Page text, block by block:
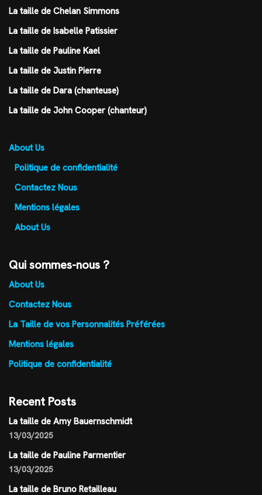
La taille de Chelan Simmons
La taille de Isabelle Patissier
La taille de Pauline Kael
La taille de Justin Pierre
La taille de Dara (chanteuse)
La taille de John Cooper (chanteur)
About Us
Politique de confidentialité
Contactez Nous
Mentions légales
About Us
Qui sommes-nous ?
About Us
Contactez Nous
La Taille de vos Personnalités Préférées
Mentions légales
Politique de confidentialité
Recent Posts
La taille de Amy Bauernschmidt
13/03/2025
La taille de Pauline Parmentier
13/03/2025
La taille de Bruno Retailleau